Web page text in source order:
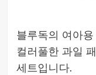
블루독의 여아
컬러풀한 과일
세트입니다.